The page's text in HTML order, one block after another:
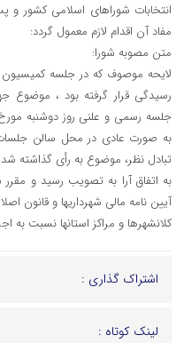
انتخابات شوراهای اسلامی کشور و
مفاد آن اقدام لازم معمول گردد:
متن مصوبه شورا:
لایحه موصوف که در جلسه کمیسیون
رسیدگی قرار گرفته بود ،
به صورت عادی در محل سالن
تبادل نظر، موضوع به رأی گذاشته
به اتفاق آرا به تصویب رسید و
آیین نامه‌ مالی شهرداریها و قانون
کلانشهرها و مراکز استانها نسبت به
اشتراک گذاری :
لینک کوتاه :